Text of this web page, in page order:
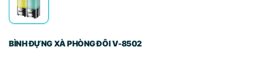
BÌNH ĐỰNG XÀ PHÒNG ĐÔI V-8502